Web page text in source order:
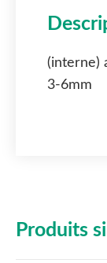
(interne)
3-6mm
Produits